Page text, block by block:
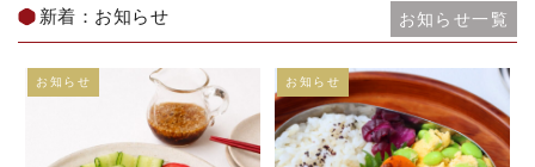
新着：お知らせ お知らせ一覧
お知らせ お知らせ